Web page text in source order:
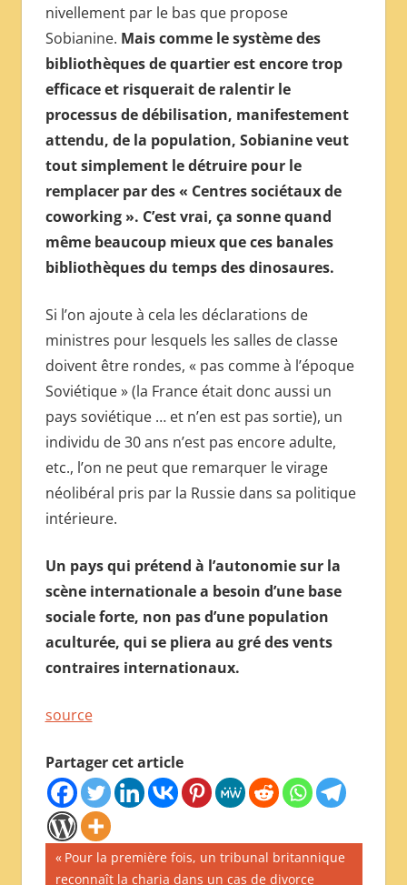
nivellement par le bas que propose
Sobianine. Mais comme le système des
bibliothèques de quartier est encore trop
efficace et risquerait de ralentir le
processus de débilisation, manifestement
attendu, de la population, Sobianine veut
tout simplement le détruire pour le
remplacer par des « Centres sociétaux de
coworking ». C’est vrai, ça sonne quand
même beaucoup mieux que ces banales
bibliothèques du temps des dinosaures.
Si l’on ajoute à cela les déclarations de
ministres pour lesquels les salles de classe
doivent être rondes, « pas comme à l’époque
Soviétique » (la France était donc aussi un
pays soviétique … et n’en est pas sortie), un
individu de 30 ans n’est pas encore adulte,
etc., l’on ne peut que remarquer le virage
néolibéral pris par la Russie dans sa politique
intérieure.
Un pays qui prétend à l’autonomie sur la
scène internationale a besoin d’une base
sociale forte, non pas d’une population
aculturée, qui se pliera au gré des vents
contraires internationaux.
source
Partager cet article
Navigation
Publication
précédente :
Pour la première fois, un tribunal britannique
reconnaît la charia dans un cas de divorce